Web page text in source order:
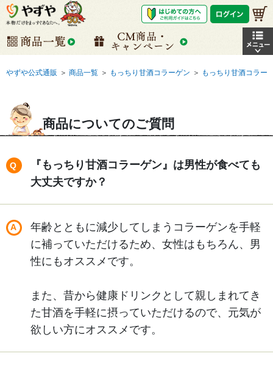
やずや公式通販 ＞ 商品一覧 ＞ もっちり甘酒コラーゲン ＞ もっちり甘酒コラー
商品についてのご質問
『もっちり甘酒コラーゲン』は男性が食べても
大丈夫ですか？
年齢とともに減少してしまうコラーゲンを手軽
に補っていただけるため、女性はもちろん、男
性にもオススメです。
また、昔から健康ドリンクとして親しまれてき
た甘酒を手軽に摂っていただけるので、元気が
欲しい方にオススメです。